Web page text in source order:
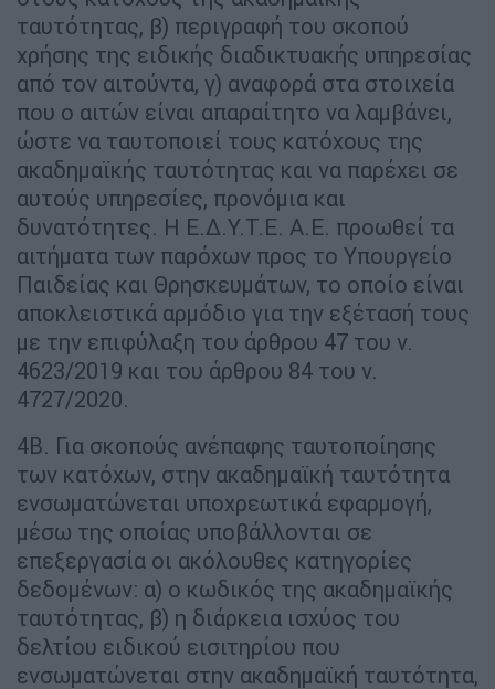
ταυτότητας, β) περιγραφή του σκοπού
χρήσης της ειδικής διαδικτυακής υπηρεσίας
από τον αιτούντα, γ) αναφορά στα στοιχεία
που ο αιτών είναι απαραίτητο να λαμβάνει,
ώστε να ταυτοποιεί τους κατόχους της
ακαδημαϊκής ταυτότητας και να παρέχει σε
αυτούς υπηρεσίες, προνόμια και
δυνατότητες. Η Ε.Δ.Υ.Τ.Ε. Α.Ε. προωθεί τα
αιτήματα των παρόχων προς το Υπουργείο
Παιδείας και Θρησκευμάτων, το οποίο είναι
αποκλειστικά αρμόδιο για την εξέτασή τους
με την επιφύλαξη του άρθρου 47 του ν.
4623/2019 και του άρθρου 84 του ν.
4727/2020.
4Β. Για σκοπούς ανέπαφης ταυτοποίησης
των κατόχων, στην ακαδημαϊκή ταυτότητα
ενσωματώνεται υποχρεωτικά εφαρμογή,
μέσω της οποίας υποβάλλονται σε
επεξεργασία οι ακόλουθες κατηγορίες
δεδομένων: α) ο κωδικός της ακαδημαϊκής
ταυτότητας, β) η διάρκεια ισχύος του
δελτίου ειδικού εισιτηρίου που
ενσωματώνεται στην ακαδημαϊκή ταυτότητα,